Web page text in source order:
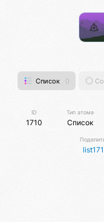
Список 0
ID
1710
Тип атома
Список